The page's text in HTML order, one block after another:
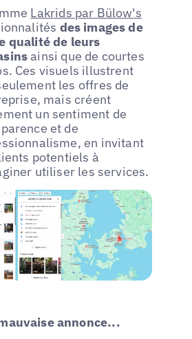
Lakrids par Bülow's
des images de
qualité de leurs
ainsi que de courtes
Ces visuels illustrent
les offres de
mais créent
un sentiment de
et de
en invitant
potentiels à
utiliser les services.
annonce...